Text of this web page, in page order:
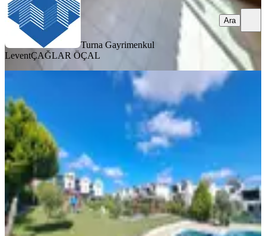
Turna Gayrimenkul
LeventÇAĞLAR ÖÇAL
Ara
Bahçeşehir Boğazköy'de Manzaralı 3
İstanbul, Başakşehir
06.08.2026
88.000 ₺
POLAT EMLAKKafur Baykanlı